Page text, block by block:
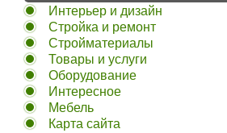
Интерьер и дизайн
Стройка и ремонт
Стройматериалы
Товары и услуги
Оборудование
Интересное
Мебель
Карта сайта